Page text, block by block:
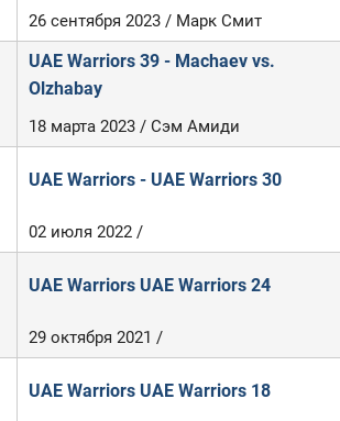
26 сентября 2023 / Марк Смит
UAE Warriors 39 - Machaev vs.
Olzhabay
18 марта 2023 / Сэм Амиди
UAE Warriors - UAE Warriors 30
02 июля 2022 /
UAE Warriors UAE Warriors 24
29 октября 2021 /
UAE Warriors UAE Warriors 18